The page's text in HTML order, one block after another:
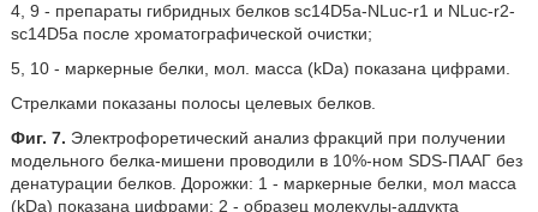
4, 9 - препараты гибридных белков sc14D5a-NLuc-r1 и NLuc-r2-
sc14D5a после хроматографической очистки;
5, 10 - маркерные белки, мол. масса (kDa) показана цифрами.
Стрелками показаны полосы целевых белков.
Фиг. 7. Электрофоретический анализ фракций при получении
модельного белка-мишени проводили в 10%-ном SDS-ПААГ без
денатурации белков. Дорожки: 1 - маркерные белки, мол масса
(kDa) показана цифрами; 2 - образец молекулы-аддукта